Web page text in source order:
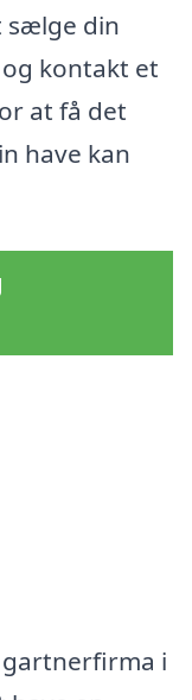
sælge din
kontakt et
at få det
have kan
i